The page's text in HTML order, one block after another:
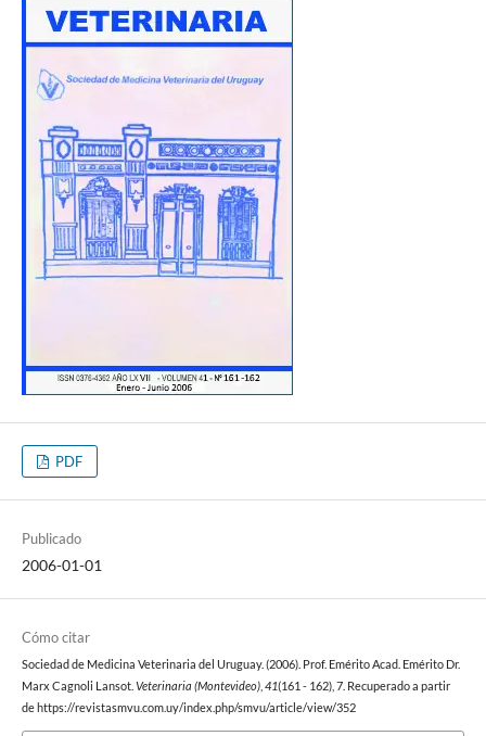
PDF
Publicado
2006-01-01
Cómo citar
Sociedad de Medicina Veterinaria del Uruguay. (2006). Prof. Emérito Acad. Emérito Dr.
Marx Cagnoli Lansot. Veterinaria (Montevideo), 41(161 - 162), 7. Recuperado a partir
de https://revistasmvu.com.uy/index.php/smvu/article/view/352